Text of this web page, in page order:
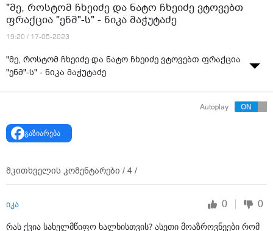
"მე, როსტომ ჩხეიძე და ნატო ჩხეიძე ვტოვებთ
ფრაქცია "ენმ"-ს" - ნიკა მაჭუტაძე
19:20 / 17-05-2023
"მე, როსტომ ჩხეიძე და ნატო ჩხეიძე ვტოვებთ ფრაქცია
"ენმ"-ს" - ნიკა მაჭუტაძე
Autoplay
გაზიარება
მკითხველის კომენტარები / 4 /
იკა 0 0
რას ქვია სახელმწიფო ხალხისთვის? ასეთი მოაზროვნეები რომ